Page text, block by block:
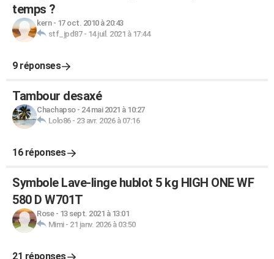
temps ?
kern- 17 oct. 2010 à 20:43
stf_jpd87- 14 juil. 2021 à 17:44
9 réponses
Tambour desaxé
Chachapso- 24 mai 2021 à 10:27
Lolo86- 23 avr. 2026 à 07:16
16 réponses
Symbole Lave-linge hublot 5 kg HIGH ONE WF
580 D W701T
Rose- 13 sept. 2021 à 13:01
Mimi- 21 janv. 2026 à 03:50
21 réponses